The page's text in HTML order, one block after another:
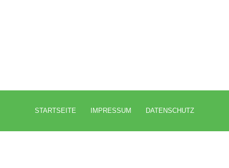
STARTSEITE IMPRESSUM DATENSCHUTZ